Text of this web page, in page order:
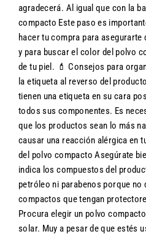
agradecerá. Al igual que con la
compacto Este paso es
hacer tu compra para
y para buscar el color del polvo
de tu piel. 💄 Consejos para
la etiqueta al reverso del
tienen una etiqueta en su cara
todos sus componentes. Es
que los productos sean lo más
causar una reacción alérgica en
del polvo compacto Asegúrate
indica los compuestos del
petróleo ni parabenos porque
compactos que tengan
Procura elegir un polvo
solar. Muy a pesar de que estés